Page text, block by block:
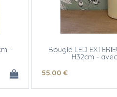
- Bougie LED
H32cm -
55.00 €